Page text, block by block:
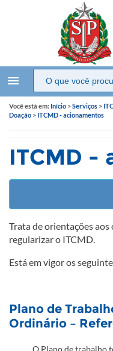
menu
Você está em: Início >Serviços >
Doação > ITCMD - acionamentos
ITCMD -
​​​​​​​​​​​​​​Trata de orientações
regularizar o ITCMD.
​Está em vigor os
Plano de
Ordinário –
O Plano de trabalho